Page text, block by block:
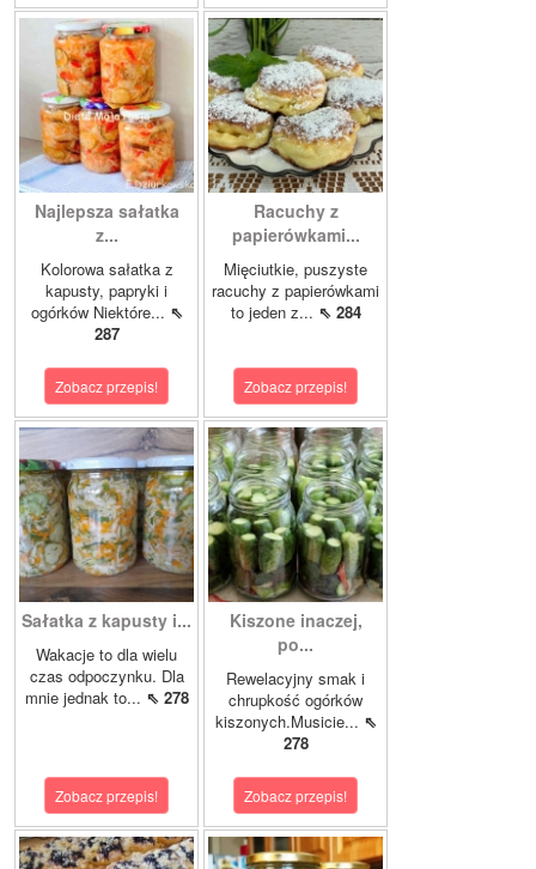
Najlepsza sałatka
z...
Kolorowa sałatka z
kapusty, papryki i
ogórków Niektóre... ⇖
287
Zobacz przepis!
Racuchy z
papierówkami...
Mięciutkie, puszyste
racuchy z papierówkami
to jeden z... ⇖ 284
Zobacz przepis!
Sałatka z kapusty i...
Wakacje to dla wielu
czas odpoczynku. Dla
mnie jednak to... ⇖ 278
Zobacz przepis!
Kiszone inaczej,
po...
Rewelacyjny smak i
chrupkość ogórków
kiszonych.Musicie... ⇖
278
Zobacz przepis!